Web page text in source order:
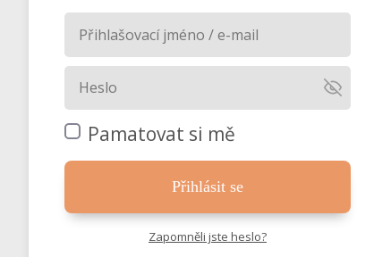
Pamatovat si mě
Přihlásit se
Zapomněli jste heslo?